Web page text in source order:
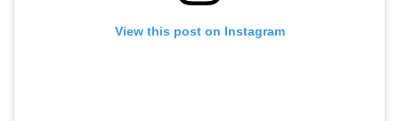
View this post on Instagram